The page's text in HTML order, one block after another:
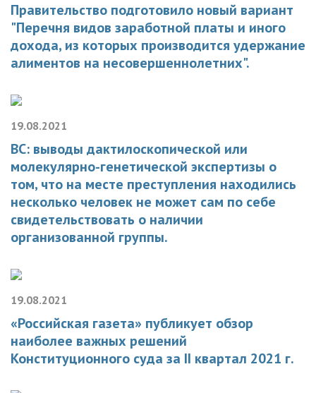
Правительство подготовило новый вариант
"Перечня видов заработной платы и иного
дохода, из которых производится удержание
алиментов на несовершеннолетних".
19.08.2021
ВС: выводы дактилоскопической или
молекулярно-генетической экспертизы о
том, что на месте преступления находились
несколько человек не может сам по себе
свидетельствовать о наличии
организованной группы.
19.08.2021
«Российская газета» публикует обзор
наиболее важных решений
Конституционного суда за II квартал 2021 г.